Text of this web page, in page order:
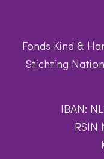
Fonds Kind &
Stichting
IBAN:
RSIN